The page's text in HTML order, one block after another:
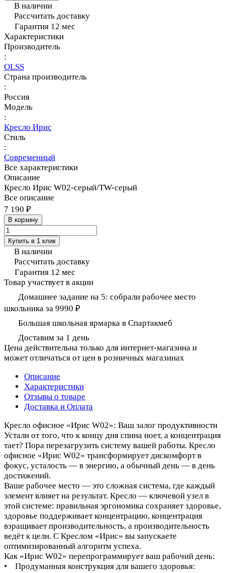
В наличии
Рассчитать доставку
Гарантия 12 мес
Характеристики
Производитель
:
OLSS
Страна производитель
:
Россия
Модель
:
Кресло Ирис
Стиль
:
Современный
Все характеристики
Описание
Кресло Ирис W02-серый/TW-серый
Все описание
7 190 ₽
В корзину
Купить в 1 клик
В наличии
Рассчитать доставку
Гарантия 12 мес
Товар участвует в акции
Домашнее задание на 5: собрали рабочее место
школьника за 9990 ₽
Большая школьная ярмарка в Спартакмеб
Доставим за 1 день
Цена действительна только для интернет-магазина и
может отличаться от цен в розничных магазинах
Описание
Характеристики
Отзывы о товаре
Доставка и Оплата
Кресло офисное «Ирис W02»: Ваш залог продуктивности
Устали от того, что к концу дня спина ноет, а концентрация
тает? Пора перезагрузить систему вашей работы. Кресло
офисное «Ирис W02» трансформирует дискомфорт в
фокус, усталость — в энергию, а обычный день — в день
достижений.
Ваше рабочее место — это сложная система, где каждый
элемент влияет на результат. Кресло — ключевой узел в
этой системе: правильная эргономика сохраняет здоровье,
здоровье поддерживает концентрацию, концентрация
взращивает производительность, а производительность
ведёт к цели. С Креслом «Ирис» вы запускаете
оптимизированный алгоритм успеха.
Как «Ирис W02» перепрограммирует ваш рабочий день:
• Продуманная конструкция для вашего здоровья: